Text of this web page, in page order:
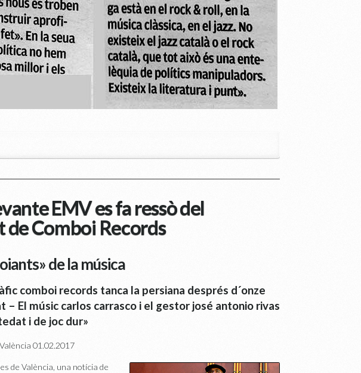
EMV es fa ressò del
de Comboi Records
de la música
comboi records tanca la persiana després d´onze
– El músic carlos carrasco i el gestor josé antonio rivas
i de joc dur»
01.02.2017
de València, una notícia de